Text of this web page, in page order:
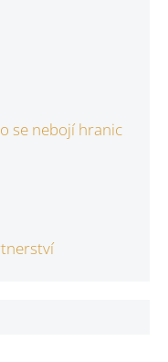
se nebojí hranic